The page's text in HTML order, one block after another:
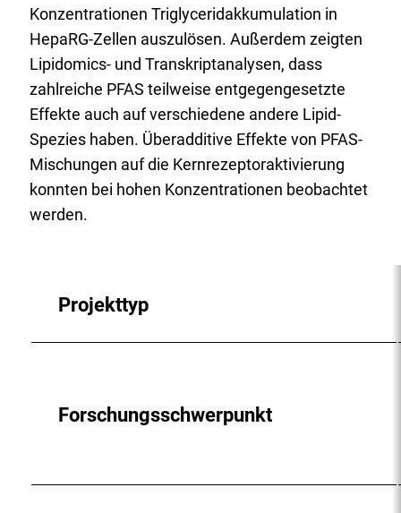
Konzentrationen Triglyceridakkumulation in
HepaRG-Zellen auszulösen. Außerdem zeigten
Lipidomics- und Transkriptanalysen, dass
zahlreiche PFAS teilweise entgegengesetzte
Effekte auch auf verschiedene andere Lipid-
Spezies haben. Überadditive Effekte von PFAS-
Mischungen auf die Kernrezeptoraktivierung
konnten bei hohen Konzentrationen beobachtet
werden.
Projekttyp
Forschungsschwerpunkt